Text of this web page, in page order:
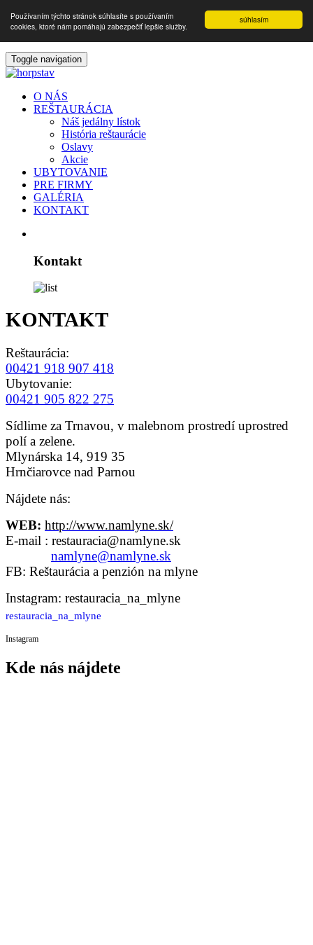
súhlasím
Používaním týchto stránok súhlasíte s používaním
cookies, ktoré nám pomáhajú zabezpečiť lepšie služby.
Toggle navigation
O NÁS
REŠTAURÁCIA
Náš jedálny lístok
História reštaurácie
Oslavy
Akcie
UBYTOVANIE
PRE FIRMY
GALÉRIA
KONTAKT
Kontakt
KONTAKT
Reštaurácia:
00421 918 907 418
Ubytovanie:
00421 905 822 275
Sídlime za Trnavou, v malebnom prostredí uprostred
polí a zelene.
Mlynárska 14, 919 35
Hrnčiarovce nad Parnou
Nájdete nás:
WEB: http://www.namlyne.sk/
E-mail : restauracia@namlyne.sk
namlyne@namlyne.sk
FB: Reštaurácia a penzión na mlyne
Instagram: restauracia_na_mlyne
restauracia_na_mlyne
Instagram
Kde nás nájdete